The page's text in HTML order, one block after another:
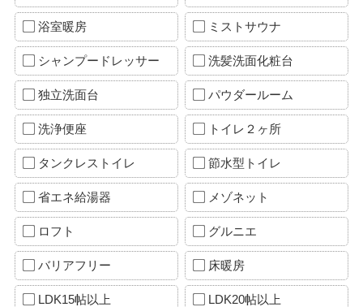
浴室暖房 ミストサウナ
シャンプードレッサー 洗髪洗面化粧台
独立洗面台 パウダールーム
洗浄便座 トイレ２ヶ所
タンクレストイレ 節水型トイレ
省エネ給湯器 メゾネット
ロフト グルニエ
バリアフリー 床暖房
LDK15帖以上 LDK20帖以上